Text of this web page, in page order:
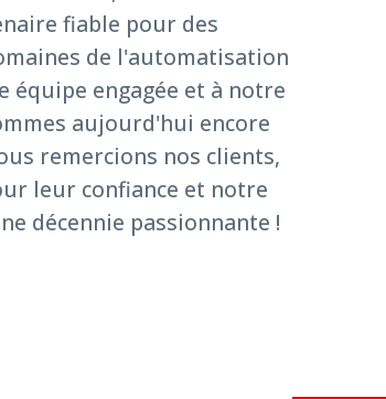
fiable pour des
de l'automatisation
équipe engagée et à notre
aujourd'hui encore
remercions nos clients,
leur confiance et notre
décennie passionnante !